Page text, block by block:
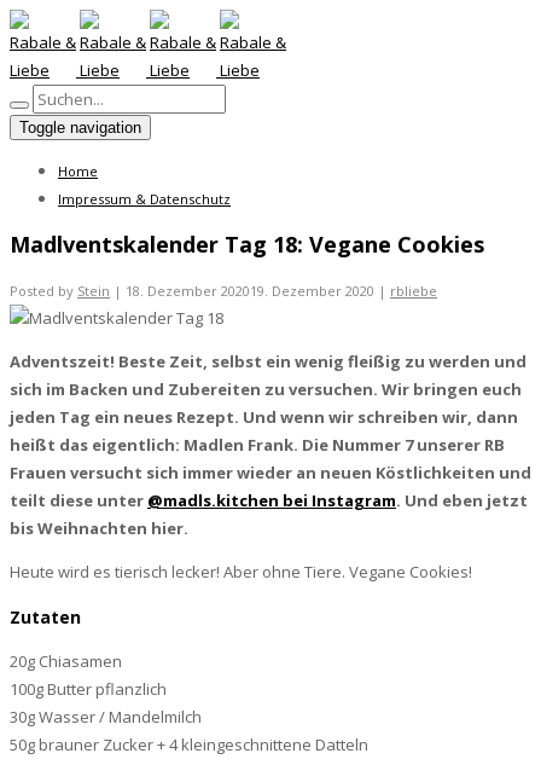
Toggle navigation
Home
Impressum & Datenschutz
Madlventskalender Tag 18: Vegane Cookies
Posted by Stein | 18. Dezember 202019. Dezember 2020 | rbliebe
Adventszeit! Beste Zeit, selbst ein wenig fleißig zu werden und
sich im Backen und Zubereiten zu versuchen. Wir bringen euch
jeden Tag ein neues Rezept. Und wenn wir schreiben wir, dann
heißt das eigentlich: Madlen Frank. Die Nummer 7 unserer RB
Frauen versucht sich immer wieder an neuen Köstlichkeiten und
teilt diese unter @madls.kitchen bei Instagram. Und eben jetzt
bis Weihnachten hier.
Heute wird es tierisch lecker! Aber ohne Tiere. Vegane Cookies!
Zutaten
20g Chiasamen
100g Butter pflanzlich
30g Wasser / Mandelmilch
50g brauner Zucker + 4 kleingeschnittene Datteln